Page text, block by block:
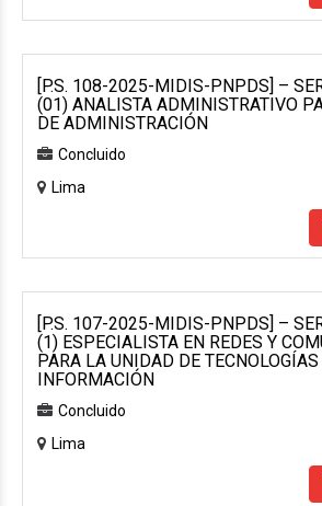
[P.S. 108-2025-MIDIS-PNPDS] –
(01) ANALISTA ADMINISTRATIVO
DE ADMINISTRACIÓN
Concluido
Lima
[P.S. 107-2025-MIDIS-PNPDS] –
(1) ESPECIALISTA EN REDES Y
PARA LA UNIDAD DE
INFORMACIÓN
Concluido
Lima